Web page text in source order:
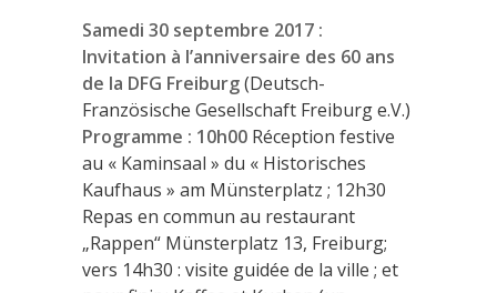
Samedi 30 septembre 2017 :
Invitation à l’anniversaire des 60 ans
de la DFG Freiburg(Deutsch-
Französische Gesellschaft Freiburg e.V.)
Programme : 10h00 Réception festive
au « Kaminsaal » du « Historisches
Kaufhaus » am Münsterplatz ; 12h30
Repas en commun au restaurant
„Rappen“ Münsterplatz 13, Freiburg;
vers 14h30 : visite guidée de la ville ; et